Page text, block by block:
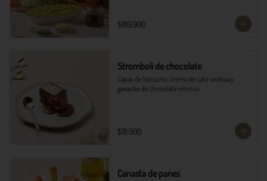
- Risoni (Cantidad ideal para 4 personas)​
- Pancitos​
$189.900
Stromboli de chocolate
Capas de bizcocho, crema de café sedosa y
ganache de chocolate intenso.
$18.900
Canasta de panes